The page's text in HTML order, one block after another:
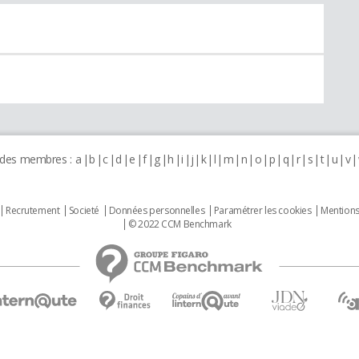
membres : a b c d e f g h i j k l m n o p q r s t u v
Recrutement Societé Données personnelles Paramétrer les cookies
© 2022 CCM Benchmark